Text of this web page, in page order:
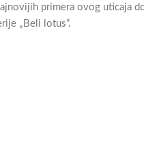
primera ovog uticaja
„Beli lotus“.